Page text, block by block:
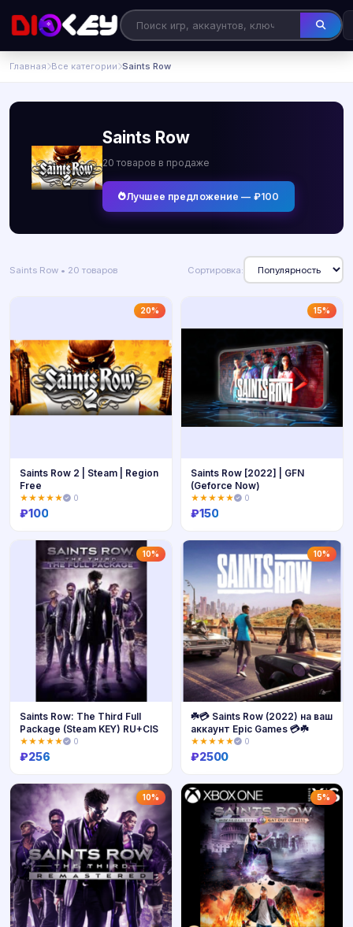
Главная Все категории Saints Row
Saints Row
20 товаров в продаже
Лучшее предложение — ₽100
Saints Row • 20 товаров Сортировка:
20%
Купить
Saints Row 2 | Steam | Region
Free
★★★★★ 0
₽100
15%
Купить
Saints Row [2022] | GFN
(Geforce Now)
★★★★★ 0
₽150
10%
Купить
Saints Row: The Third Full
Package (Steam KEY) RU+CIS
★★★★★ 0
₽256
10%
Купить
☘️💳 Saints Row (2022) на ваш
аккаунт Epic Games 💳☘️
★★★★★ 0
₽2500
10% 5%